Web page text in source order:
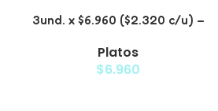
3und. x $6.960 ($2.320 c/u) –
Diamante
Platos
$6.960